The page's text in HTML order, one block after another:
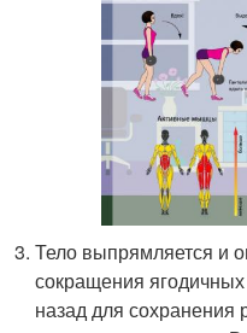
Тело выпрямляется и
сокращения
назад для сохранения